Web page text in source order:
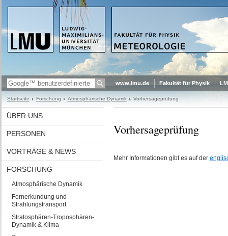
www.lmu.de Fakultät für Physik
Startseite Forschung Atmosphärische Dynamik Vorhersageprüfung
ÜBER UNS
PERSONEN
VORTRÄGE & NEWS
FORSCHUNG
Atmosphärische Dynamik
Fernerkundung und
Strahlungstransport
Stratosphären-Troposphären-
Dynamik & Klima
Vorhersageprüfung
Mehr Informationen gibt es auf der